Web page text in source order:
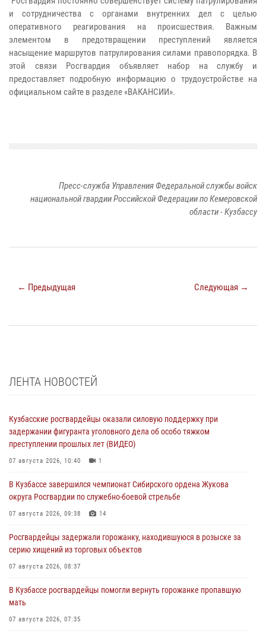
и сотрудничества с органами внутренних дел с целью
оперативного реагирования на происшествия. Важным
элементом в предотвращении преступлений является
насыщение маршрутов патрулирования силами правопорядка. В
этой связи Росгвардия объявляет набор на службу и
предоставляет подробную информацию о трудоустройстве на
официальном сайте в разделе «ВАКАНСИИ».
Пресс-служба Управления Федеральной службы войск
национальной гвардии Российской Федерации по Кемеровской
области - Кузбассу
← Предыдущая Следующая →
ЛЕНТА НОВОСТЕЙ
Кузбасские росгвардейцы оказали силовую поддержку при
задержании фигуранта уголовного дела об особо тяжком
преступлении прошлых лет (ВИДЕО)
07 августа 2026, 10:40 1
В Кузбассе завершился чемпионат Сибирского ордена Жукова
округа Росгвардии по служебно-боевой стрельбе
07 августа 2026, 09:38 14
Росгвардейцы задержали горожанку, находившуюся в розыске за
серию хищений из торговых объектов
07 августа 2026, 08:37
В Кузбассе росгвардейцы помогли вернуть горожанке пропавшую
мать
07 августа 2026, 07:35